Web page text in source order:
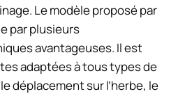
Le modèle proposé par
par plusieurs
avantageuses. Il est
adaptées à tous types de
déplacement sur l’herbe, le